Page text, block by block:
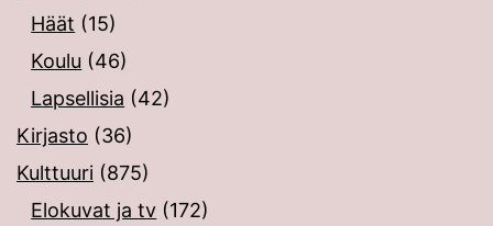
Häät (15)
Koulu (46)
Lapsellisia (42)
Kirjasto (36)
Kulttuuri (875)
Elokuvat ja tv (172)